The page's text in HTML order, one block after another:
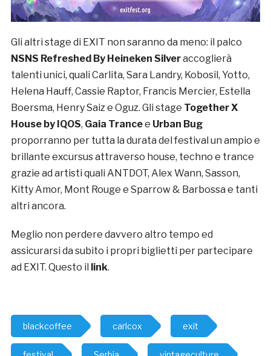
Gli altri stage di EXIT non saranno da meno: il palco
NSNS Refreshed By Heineken Silveraccoglierà
talenti unici, quali Carlita, Sara Landry, Kobosil, Yotto,
Helena Hauff, Cassie Raptor, Francis Mercier, Estella
Boersma, Henry Saiz e Oguz. Gli stage Together X
House by IQOS, Gaia Trancee Urban Bug
proporranno per tutta la durata del festival un ampio e
brillante excursus attraverso house, techno e trance
grazie ad artisti quali ANTDOT, Alex Wann, Sasson,
Kitty Amor, Mont Rouge e Sparrow & Barbossa e tanti
altri ancora.
Meglio non perdere davvero altro tempo ed
assicurarsi da subito i propri biglietti per partecipare
ad EXIT. Questo il link.
blackcoffee carlcox exit